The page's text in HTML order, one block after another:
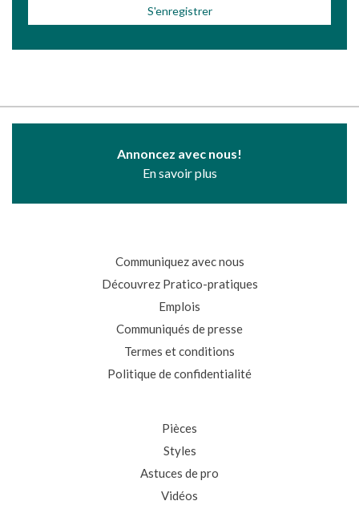
Annoncez avec nous!
En savoir plus
Communiquez avec nous
Découvrez Pratico-pratiques
Emplois
Communiqués de presse
Termes et conditions
Politique de confidentialité
Pièces
Styles
Astuces de pro
Vidéos